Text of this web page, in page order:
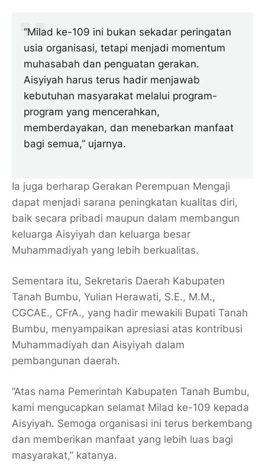
“Milad ke-109 ini bukan sekadar peringatan
usia organisasi, tetapi menjadi momentum
muhasabah dan penguatan gerakan.
Aisyiyah harus terus hadir menjawab
kebutuhan masyarakat melalui program-
program yang mencerahkan,
memberdayakan, dan menebarkan manfaat
bagi semua,” ujarnya.
Ia juga berharap Gerakan Perempuan Mengaji
dapat menjadi sarana peningkatan kualitas diri,
baik secara pribadi maupun dalam membangun
keluarga Aisyiyah dan keluarga besar
Muhammadiyah yang lebih berkualitas.
Sementara itu, Sekretaris Daerah Kabupaten
Tanah Bumbu, Yulian Herawati, S.E., M.M.,
CGCAE., CFrA., yang hadir mewakili Bupati Tanah
Bumbu, menyampaikan apresiasi atas kontribusi
Muhammadiyah dan Aisyiyah dalam
pembangunan daerah.
“Atas nama Pemerintah Kabupaten Tanah Bumbu,
kami mengucapkan selamat Milad ke-109 kepada
Aisyiyah. Semoga organisasi ini terus berkembang
dan memberikan manfaat yang lebih luas bagi
masyarakat,” katanya.